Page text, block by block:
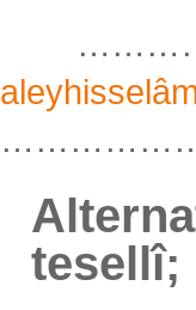
tesellî;